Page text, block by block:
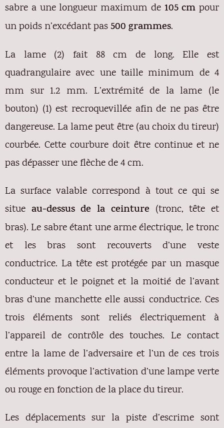
sabre a une longueur maximum de 105 cm pour
un poids n’excédant pas500 grammes.
La lame (2) fait 88 cm de long. Elle est
quadrangulaire avec une taille minimum de 4
mm sur 1.2 mm. L’extrémité de la lame (le
bouton) (1) est recroquevillée afin de ne pas être
dangereuse. La lame peut être (au choix du tireur)
courbée. Cette courbure doit être continue et ne
pas dépasser une flèche de 4 cm.
La surface valable correspond à tout ce qui se
situe au-dessus de la ceinture (tronc, tête et
bras). Le sabre étant une arme électrique, le tronc
et les bras sont recouverts d’une veste
conductrice. La tête est protégée par un masque
conducteur et le poignet et la moitié de l’avant
bras d’une manchette elle aussi conductrice. Ces
trois éléments sont reliés électriquement à
l’appareil de contrôle des touches. Le contact
entre la lame de l’adversaire et l’un de ces trois
éléments provoque l’activation d’une lampe verte
ou rouge en fonction de la place du tireur.
Les déplacements sur la piste d’escrime sont